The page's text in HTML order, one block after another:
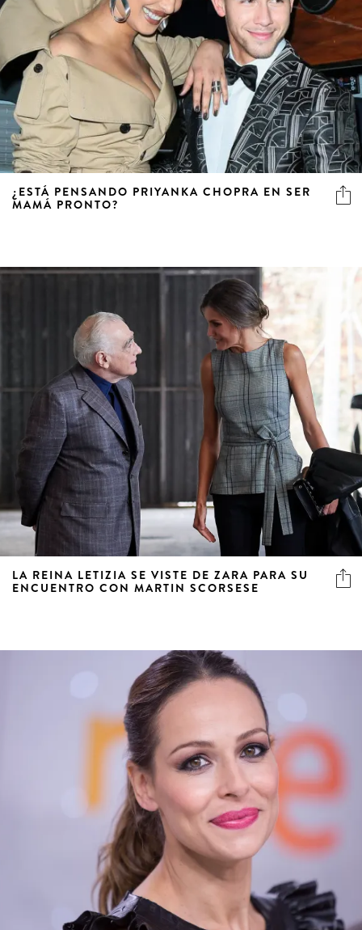
¿ESTÁ PENSANDO PRIYANKA CHOPRA EN SER
MAMÁ PRONTO?
LA REINA LETIZIA SE VISTE DE ZARA PARA SU
ENCUENTRO CON MARTIN SCORSESE